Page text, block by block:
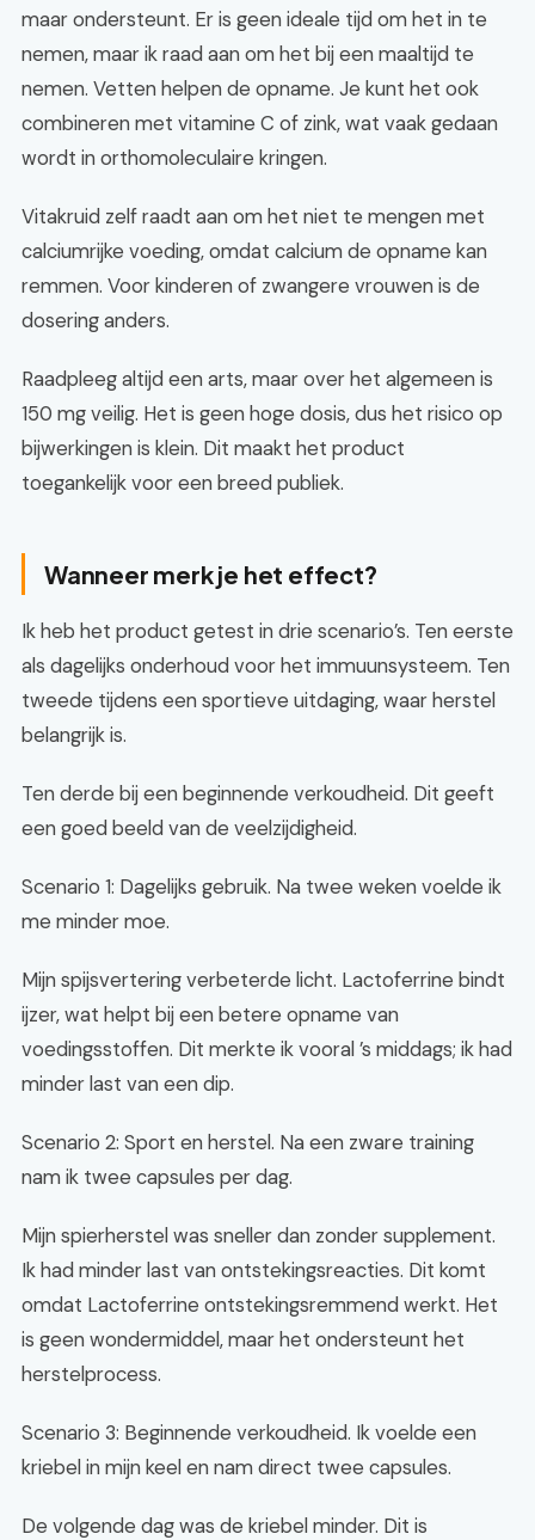
maar ondersteunt. Er is geen ideale tijd om het in te
nemen, maar ik raad aan om het bij een maaltijd te
nemen. Vetten helpen de opname. Je kunt het ook
combineren met vitamine C of zink, wat vaak gedaan
wordt in orthomoleculaire kringen.
Vitakruid zelf raadt aan om het niet te mengen met
calciumrijke voeding, omdat calcium de opname kan
remmen. Voor kinderen of zwangere vrouwen is de
dosering anders.
Raadpleeg altijd een arts, maar over het algemeen is
150 mg veilig. Het is geen hoge dosis, dus het risico op
bijwerkingen is klein. Dit maakt het product
toegankelijk voor een breed publiek.
Wanneer merk je het effect?
Ik heb het product getest in drie scenario’s. Ten eerste
als dagelijks onderhoud voor het immuunsysteem. Ten
tweede tijdens een sportieve uitdaging, waar herstel
belangrijk is.
Ten derde bij een beginnende verkoudheid. Dit geeft
een goed beeld van de veelzijdigheid.
Scenario 1: Dagelijks gebruik. Na twee weken voelde ik
me minder moe.
Mijn spijsvertering verbeterde licht. Lactoferrine bindt
ijzer, wat helpt bij een betere opname van
voedingsstoffen. Dit merkte ik vooral ’s middags; ik had
minder last van een dip.
Scenario 2: Sport en herstel. Na een zware training
nam ik twee capsules per dag.
Mijn spierherstel was sneller dan zonder supplement.
Ik had minder last van ontstekingsreacties. Dit komt
omdat Lactoferrine ontstekingsremmend werkt. Het
is geen wondermiddel, maar het ondersteunt het
herstelprocess.
Scenario 3: Beginnende verkoudheid. Ik voelde een
kriebel in mijn keel en nam direct twee capsules.
De volgende dag was de kriebel minder. Dit is